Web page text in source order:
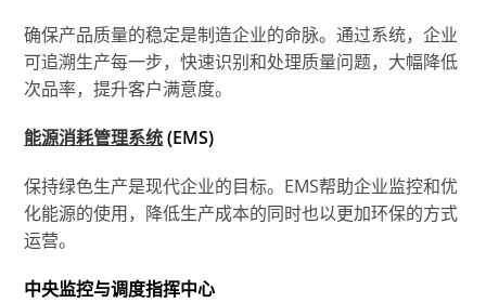
确保产品质量的稳定是制造企业的命脉。通过系统，企业
可追溯生产每一步，快速识别和处理质量问题，大幅降低
次品率，提升客户满意度。
能源消耗管理系统(EMS)
保持绿色生产是现代企业的目标。EMS帮助企业监控和优
化能源的使用，降低生产成本的同时也以更加环保的方式
运营。
中央监控与调度指挥中心